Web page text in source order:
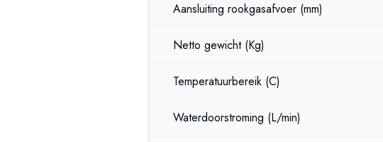
Aansluiting rookgasafvoer (mm)
Netto gewicht (Kg)
Temperatuurbereik (C)
Waterdoorstroming (L/min)